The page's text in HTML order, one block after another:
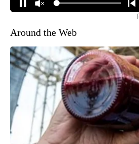
Around the Web